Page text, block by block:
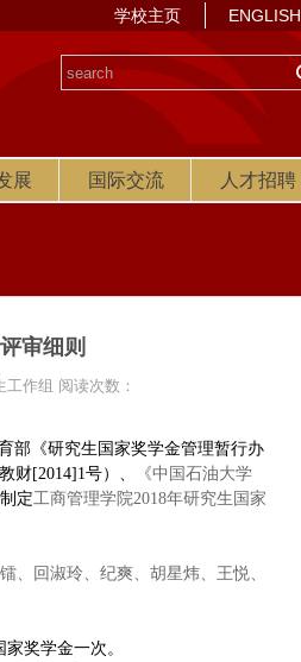
ENGLISH
学校主页
展 国际交流 人才招聘
审细则
作组 阅读次数：
部《研究生国家奖学金管理暂行办
财[2014]1号）、
《中国石油大学
定工商管理学院2018年研究生国家
、回淑玲、纪爽、胡星炜、王悦、
奖学金一次。